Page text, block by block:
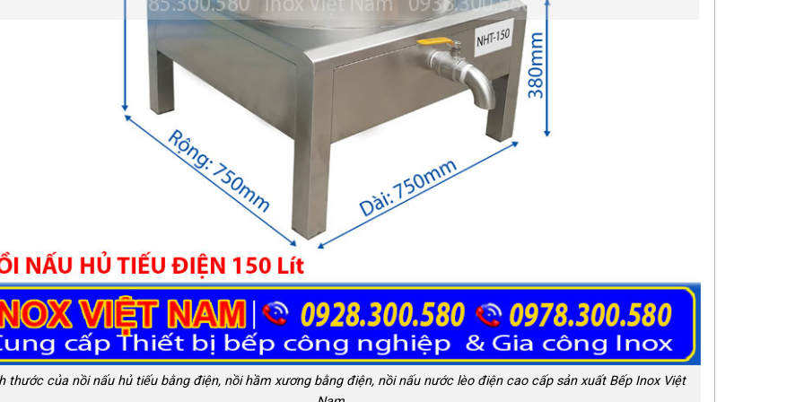
thước của nồi nấu hủ tiếu bằng điện, nồi hầm xương bằng điện, nồi nấu nước lèo điện cao cấp sản xuất Bếp Inox Việt